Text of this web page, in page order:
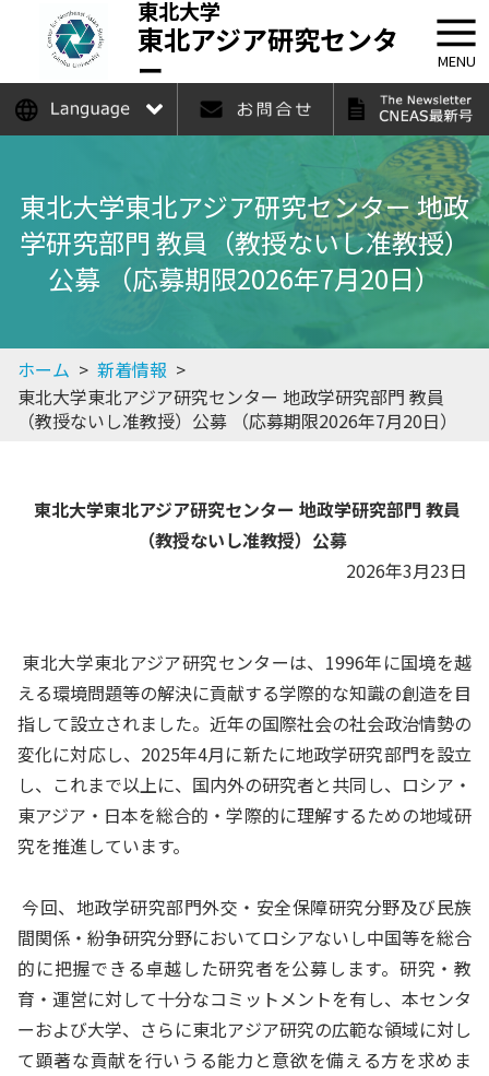
東北大学
東北アジア研究センタ
ー
MENU
日本語 English
東北大学東北アジア研究センター 地政
学研究部門 教員（教授ないし准教授）
公募 （応募期限2026年7月20日）
ホーム > 新着情報 >
東北大学東北アジア研究センター 地政学研究部門 教員
（教授ないし准教授）公募 （応募期限2026年7月20日）
東北大学東北アジア研究センター 地政学研究部門 教員
（教授ないし准教授）公募
2026年3月23日
東北大学東北アジア研究センターは、1996年に国境を越
える環境問題等の解決に貢献する学際的な知識の創造を目
指して設立されました。近年の国際社会の社会政治情勢の
変化に対応し、2025年4月に新たに地政学研究部門を設立
し、これまで以上に、国内外の研究者と共同し、ロシア・
東アジア・日本を総合的・学際的に理解するための地域研
究を推進しています。
今回、地政学研究部門外交・安全保障研究分野及び民族
間関係・紛争研究分野においてロシアないし中国等を総合
的に把握できる卓越した研究者を公募します。研究・教
育・運営に対して十分なコミットメントを有し、本センタ
ーおよび大学、さらに東北アジア研究の広範な領域に対し
て顕著な貢献を行いうる能力と意欲を備える方を求めま